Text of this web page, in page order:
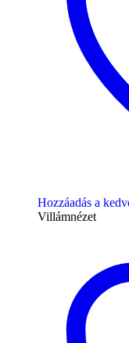
Hozzáadás a
Villámnézet